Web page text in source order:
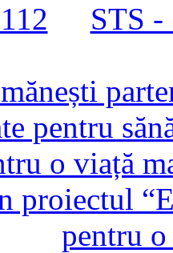
STS
proiectul
pentru